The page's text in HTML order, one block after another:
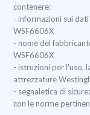
contenere:
- informazioni sui
WSF6606X
- nome del
WSF6606X
- istruzioni per l'uso,
attrezzature
- segnaletica di
con le norme